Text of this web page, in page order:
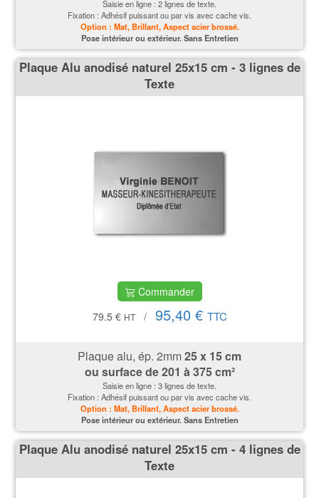
Saisie en ligne : 2 lignes de texte.
Fixation : Adhésif puissant ou par vis avec cache vis.
Option : Mat, Brillant, Aspect acier brossé.
Pose intérieur ou extérieur. Sans Entretien
Plaque Alu anodisé naturel 25x15 cm - 3 lignes de
Texte
Commander
79.5 € HT / 95,40 € TTC
Plaque alu, ép. 2mm25 x 15 cm
ou surface de201 à 375 cm²
Saisie en ligne : 3 lignes de texte.
Fixation : Adhésif puissant ou par vis avec cache vis.
Option : Mat, Brillant, Aspect acier brossé.
Pose intérieur ou extérieur. Sans Entretien
Plaque Alu anodisé naturel 25x15 cm - 4 lignes de
Texte